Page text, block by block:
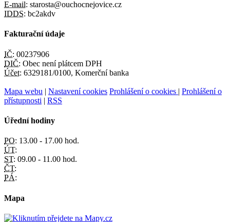
E-mail: starosta@ouchocnejovice.cz
IDDS: bc2akdv
Fakturační údaje
IČ: 00237906
DIČ: Obec není plátcem DPH
Účet: 6329181/0100, Komerční banka
Mapa webu | Nastavení cookies Prohlášení o cookies | Prohlášení o
přístupnosti | RSS
Úřední hodiny
PO: 13.00 - 17.00 hod.
ÚT:
ST: 09.00 - 11.00 hod.
ČT:
PÁ:
Mapa